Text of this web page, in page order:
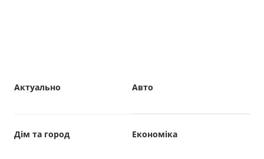
Авто
Актуально
Дім та город Економіка